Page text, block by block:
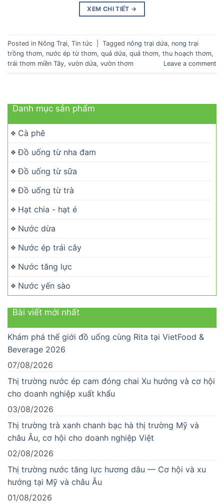
XEM CHI TIẾT →
Posted in Nông Trại, Tin tức Tagged nông trại dứa, nong trại
trồng thơm, nước ép từ thơm, quả dứa, quả thơm, thu hoạch thơm,
trái thơm miền Tây, vườn dứa, vườn thơm Leave a comment
Danh mục sản phẩm
Cà phê
Đồ uống từ nha đam
Đồ uống từ sữa
Đồ uống từ trà
Hạt chia - hạt é
Nước dừa
Nước ép trái cây
Nước tăng lực
Nước yến sào
Bài viết mới nhất
Khám phá thế giới đồ uống cùng Rita tại VietFood &
Beverage 2026
07/08/2026
Thị trường nước ép cam đóng chai Xu hướng và cơ hội
cho doanh nghiệp xuất khẩu
03/08/2026
Thị trường trà xanh chanh bạc hà thị trường Mỹ và
châu Âu, cơ hội cho doanh nghiệp Việt
02/08/2026
Thị trường nước tăng lực hương dâu — Cơ hội và xu
hướng tại Mỹ và châu Âu
01/08/2026